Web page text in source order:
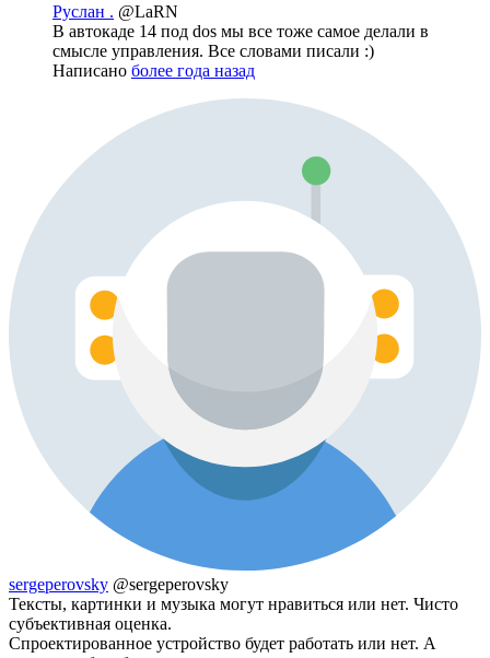
Руслан . @LaRN
В автокаде 14 под dos мы все тоже самое делали в
смысле управления. Все словами писали :)
Написано более года назад
sergeperovsky @sergeperovsky
Тексты, картинки и музыка могут нравиться или нет. Чисто
субъективная оценка.
Спроектированное устройство будет работать или нет. А